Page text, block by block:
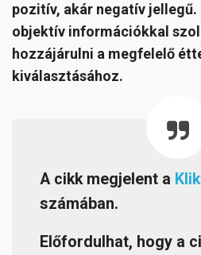
pozitív, akár negatív
objektív információkkal
hozzájárulni a megfelelő
kiválasztásához.
A cikk megjelent a
számában.
Előfordulhat, hogy a